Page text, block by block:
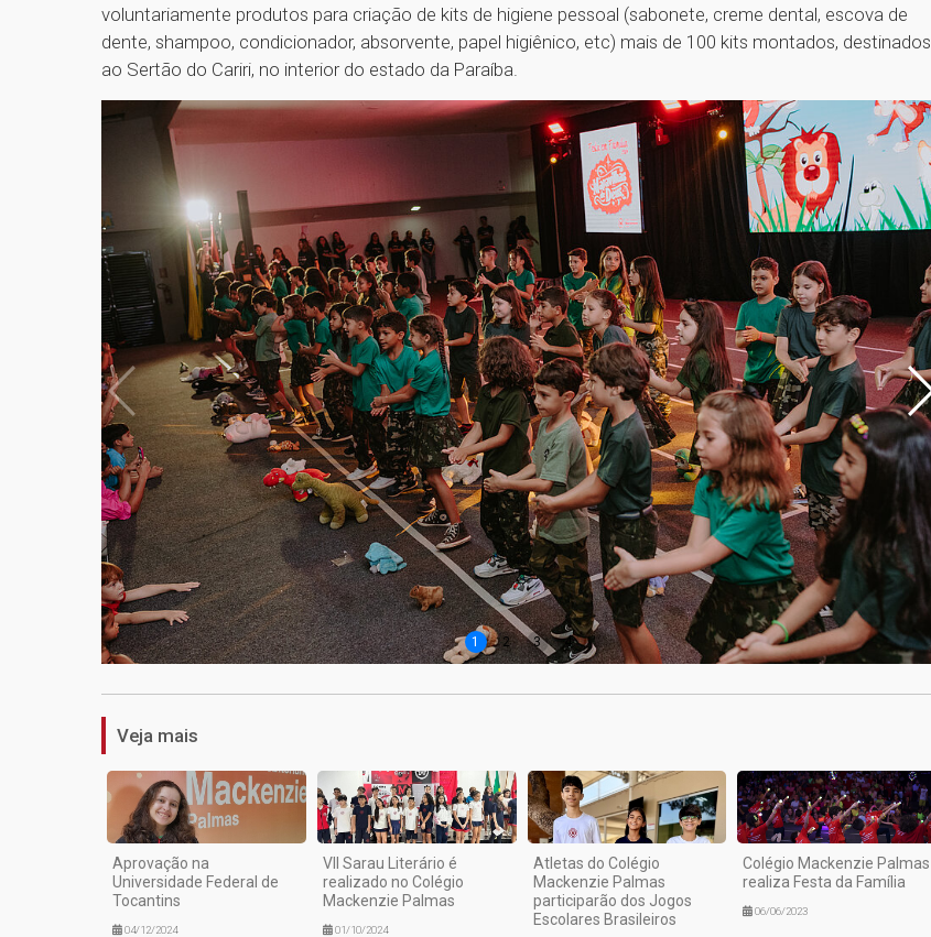
voluntariamente produtos para criação de kits de higiene pessoal (sabonete, creme dental, escova de
dente, shampoo, condicionador, absorvente, papel higiênico, etc) mais de 100 kits montados, destinados
ao Sertão do Cariri, no interior do estado da Paraíba.
1 2 3 4
Veja mais
Aprovação na
Universidade Federal de
Tocantins
04/12/2024
VII Sarau Literário é
realizado no Colégio
Mackenzie Palmas
01/10/2024
Atletas do Colégio
Mackenzie Palmas
participarão dos Jogos
Escolares Brasileiros
Colégio Mackenzie Palmas
realiza Festa da Família
06/06/2023